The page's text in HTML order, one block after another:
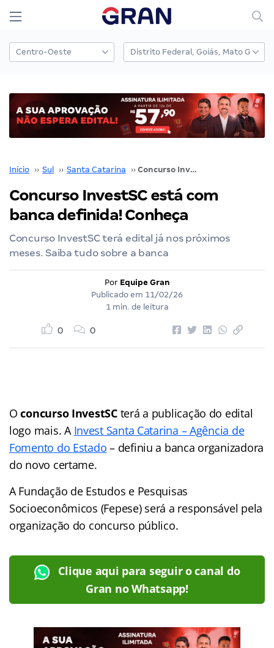
Início ›› Sul ›› Santa Catarina ›› Concurso InvestSC está com banca definida! Conheça
Concurso InvestSC está com
banca definida! Conheça
Concurso InvestSC terá edital já nos próximos
meses. Saiba tudo sobre a banca
Por Equipe Gran
Publicado em 11/02/26
1 min. de leitura
0 0
Oconcurso InvestSCterá a publicação do edital
logo mais. A Invest Santa Catarina – Agência de
Fomento do Estado – definiu a banca organizadora
do novo certame.
A Fundação de Estudos e Pesquisas
Socioeconômicos (Fepese) será a responsável pela
organização do concurso público.
Clique aqui para seguir o canal do
Gran no Whatsapp!